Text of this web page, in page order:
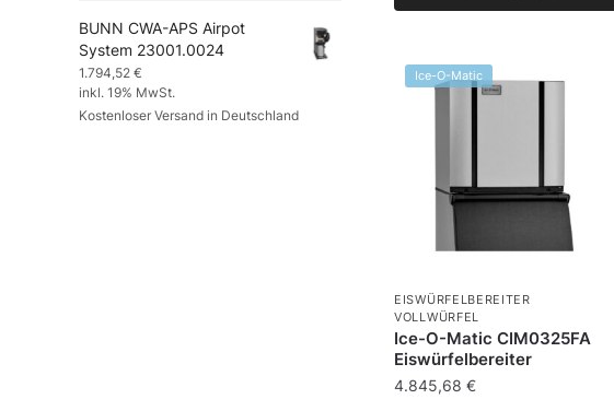
Ice-O-Matic
EISWÜRFELBEREITER
VOLLWÜRFEL
Ice-O-Matic CIM0325FA
Eiswürfelbereiter
4.845,68 €
BUNN CWA-APS Airpot
System 23001.0024
1.794,52 €
inkl. 19% MwSt.
Kostenloser Versand in Deutschland